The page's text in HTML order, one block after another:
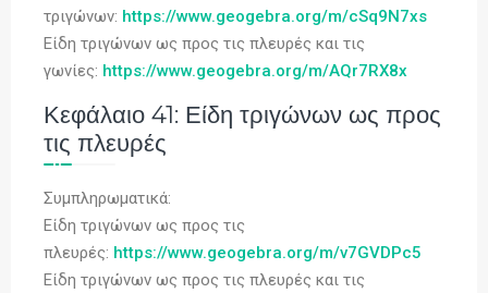
τριγώνων: https://www.geogebra.org/m/cSq9N7xs
Είδη τριγώνων ως προς τις πλευρές και τις
γωνίες: https://www.geogebra.org/m/AQr7RX8x
Κεφάλαιο 41: Είδη τριγώνων ως προς
τις πλευρές
Συμπληρωματικά:
Είδη τριγώνων ως προς τις
πλευρές: https://www.geogebra.org/m/v7GVDPc5
Είδη τριγώνων ως προς τις πλευρές και τις